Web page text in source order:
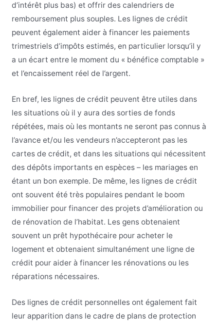
d’intérêt plus bas) et offrir des calendriers de
remboursement plus souples. Les lignes de crédit
peuvent également aider à financer les paiements
trimestriels d’impôts estimés, en particulier lorsqu’il y
a un écart entre le moment du « bénéfice comptable »
et l’encaissement réel de l’argent.
En bref, les lignes de crédit peuvent être utiles dans
les situations où il y aura des sorties de fonds
répétées, mais où les montants ne seront pas connus à
l’avance et/ou les vendeurs n’accepteront pas les
cartes de crédit, et dans les situations qui nécessitent
des dépôts importants en espèces – les mariages en
étant un bon exemple. De même, les lignes de crédit
ont souvent été très populaires pendant le boom
immobilier pour financer des projets d’amélioration ou
de rénovation de l’habitat. Les gens obtenaient
souvent un prêt hypothécaire pour acheter le
logement et obtenaient simultanément une ligne de
crédit pour aider à financer les rénovations ou les
réparations nécessaires.
Des lignes de crédit personnelles ont également fait
leur apparition dans le cadre de plans de protection